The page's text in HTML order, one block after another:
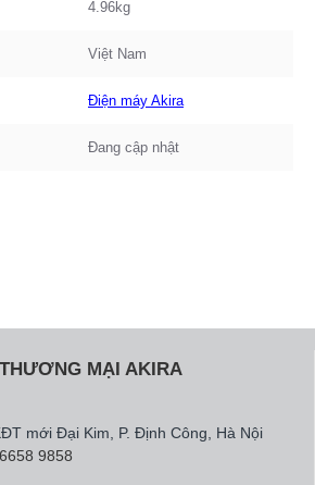
4.96kg
Việt Nam
Điện máy Akira
Đang cập nhật
MẠI AKIRA
mới Đại Kim, P. Định Công, Hà Nội
9858